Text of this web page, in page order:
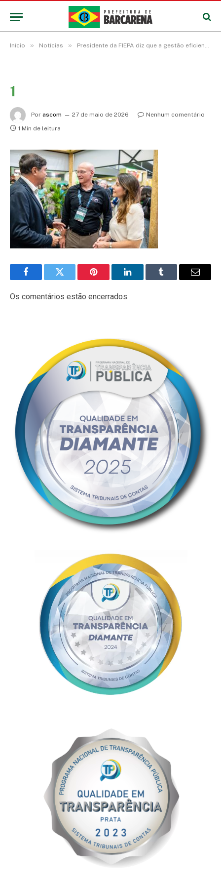
Início » Notícias » Presidente da FIEPA diz que a gestão eficiente da prefeitura de Barcarena é fator determinante para o crescimento e fortalecimento da indústria
1
Por ascom 27 de maio de 2026
Nenhum comentário
1 Min de leitura
FacebookTwitter Pinterest LinkedInTumblr
E-
Os comentários estão encerrados.